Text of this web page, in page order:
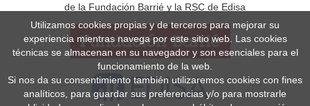
de la Fundación Barrié y la RSC de Edisa
Utilizamos cookies propias y de terceros para mejorar su
experiencia mientras navega por este sitio web. Las cookies
técnicas se almacenan en su navegador y son esenciales para el
funcionamiento de la web.
Si nos da su consentimiento también utilizaremos cookies con fines
analíticos, para guardar sus preferencias y/o para mostrarle